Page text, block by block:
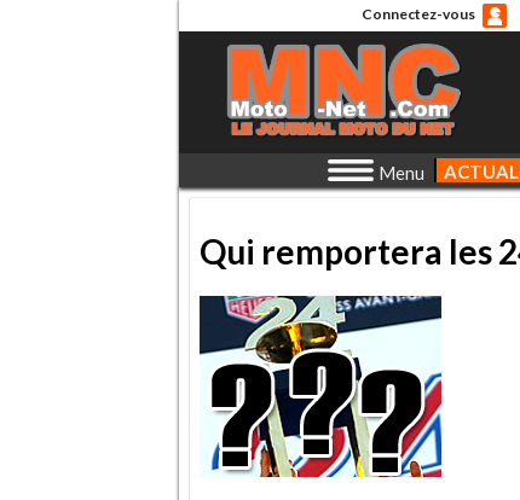
Connectez-vous
Menu
Qui remportera les